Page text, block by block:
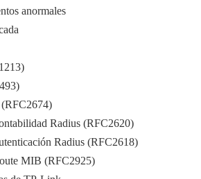
anormales
(RFC2674)
Radius (RFC2620)
Radius (RFC2618)
MIB (RFC2925)